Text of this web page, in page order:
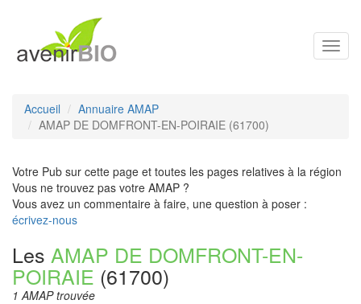
Accueil
Annuaire AMAP
AMAP DE DOMFRONT-EN-POIRAIE (61700)
Votre Pub sur cette page et toutes les pages relatives à la région
Vous ne trouvez pas votre AMAP ?
Vous avez un commentaire à faire, une question à poser :
écrivez-nous
Les AMAP DE DOMFRONT-EN-
POIRAIE (61700)
1 AMAP trouvée